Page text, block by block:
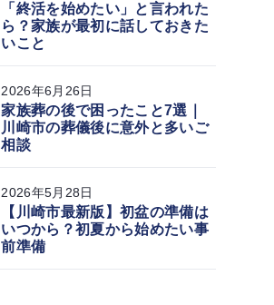
「終活を始めたい」と言われた
ら？家族が最初に話しておきた
いこと
2026年6月26日
家族葬の後で困ったこと7選｜
川崎市の葬儀後に意外と多いご
相談
2026年5月28日
【川崎市最新版】初盆の準備は
いつから？初夏から始めたい事
前準備